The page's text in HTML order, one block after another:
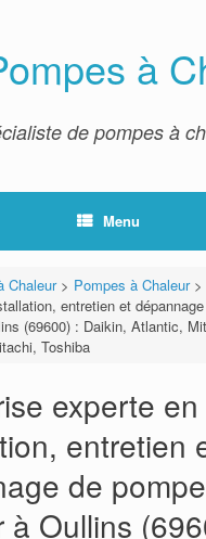
à
de pompes à
Menu
Chaleur> Pompes à Chaleur>
entretien et
(69600) : Daikin, Atlantic,
Toshiba
experte en
entretien
de
à Oullins